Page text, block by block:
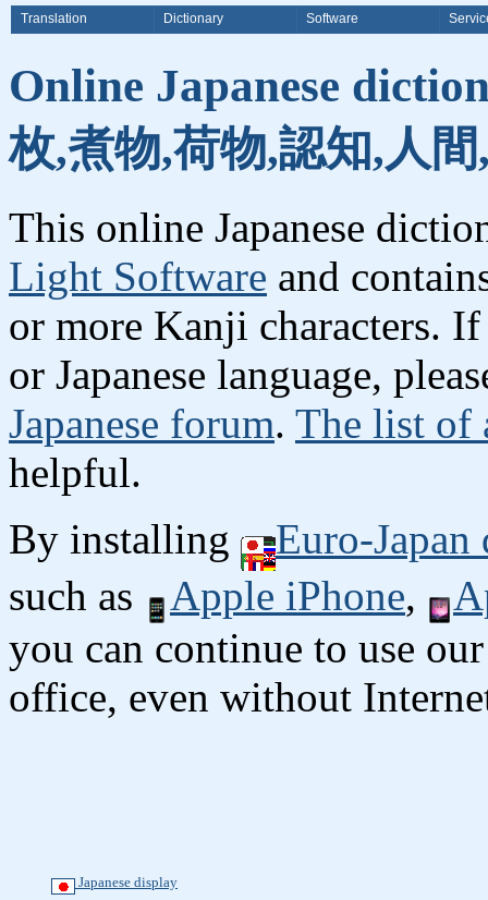
Translation Dictionary Software
Online Japanese
枚,煮物,荷物,認知,人
This online Japanese
Light Software and
or more Kanji characters.
or Japanese language,
Japanese forum. The list of
helpful.
By installing
Euro-
such as
Apple iPhone,
you can continue to use
office, even without
Japanese display